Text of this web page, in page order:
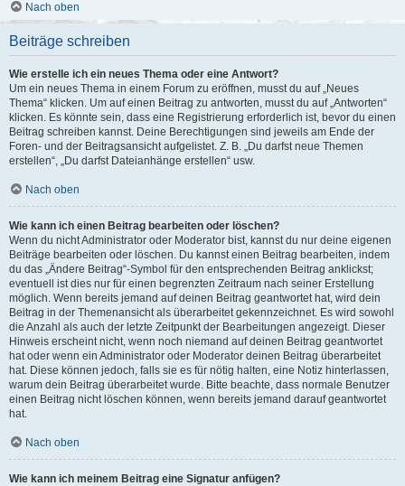
Nach oben
Beiträge schreiben
Wie erstelle ich ein neues Thema oder eine Antwort?
Um ein neues Thema in einem Forum zu eröffnen, musst du auf „Neues
Thema“ klicken. Um auf einen Beitrag zu antworten, musst du auf „Antworten“
klicken. Es könnte sein, dass eine Registrierung erforderlich ist, bevor du einen
Beitrag schreiben kannst. Deine Berechtigungen sind jeweils am Ende der
Foren- und der Beitragsansicht aufgelistet. Z. B. „Du darfst neue Themen
erstellen“, „Du darfst Dateianhänge erstellen“ usw.
Nach oben
Wie kann ich einen Beitrag bearbeiten oder löschen?
Wenn du nicht Administrator oder Moderator bist, kannst du nur deine eigenen
Beiträge bearbeiten oder löschen. Du kannst einen Beitrag bearbeiten, indem
du das „Ändere Beitrag“-Symbol für den entsprechenden Beitrag anklickst;
eventuell ist dies nur für einen begrenzten Zeitraum nach seiner Erstellung
möglich. Wenn bereits jemand auf deinen Beitrag geantwortet hat, wird dein
Beitrag in der Themenansicht als überarbeitet gekennzeichnet. Es wird sowohl
die Anzahl als auch der letzte Zeitpunkt der Bearbeitungen angezeigt. Dieser
Hinweis erscheint nicht, wenn noch niemand auf deinen Beitrag geantwortet
hat oder wenn ein Administrator oder Moderator deinen Beitrag überarbeitet
hat. Diese können jedoch, falls sie es für nötig halten, eine Notiz hinterlassen,
warum dein Beitrag überarbeitet wurde. Bitte beachte, dass normale Benutzer
einen Beitrag nicht löschen können, wenn bereits jemand darauf geantwortet
hat.
Nach oben
Wie kann ich meinem Beitrag eine Signatur anfügen?